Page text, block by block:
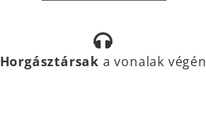
Horgásztársak a vonalak végén